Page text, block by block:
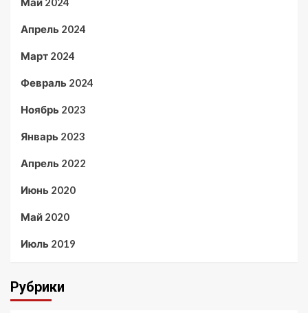
Апрель 2024
Март 2024
Февраль 2024
Ноябрь 2023
Январь 2023
Апрель 2022
Июнь 2020
Май 2020
Июль 2019
Рубрики